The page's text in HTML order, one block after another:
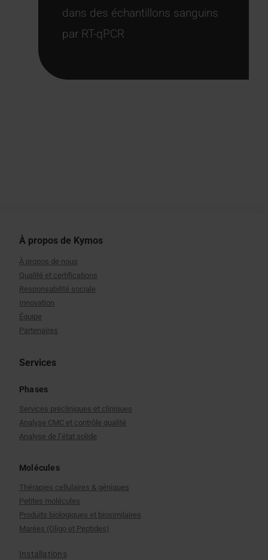
dans des échantillons sanguins
par RT-qPCR
À propos de Kymos
À propos de nous
Qualité et certifications
Responsabilité sociale
Innovation
Équipe
Partenaires
Services
Phases
Services précliniques et cliniques
Analyse CMC et contrôle qualité
Analyse de l’état solide
Molécules
Thérapies cellulaires & géniques
Petites molécules
Produits biologiques et biosimilaires
Marées (Oligo et Peptides)
Installations